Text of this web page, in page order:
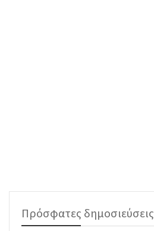
Πρόσφατες δημοσιεύσεις